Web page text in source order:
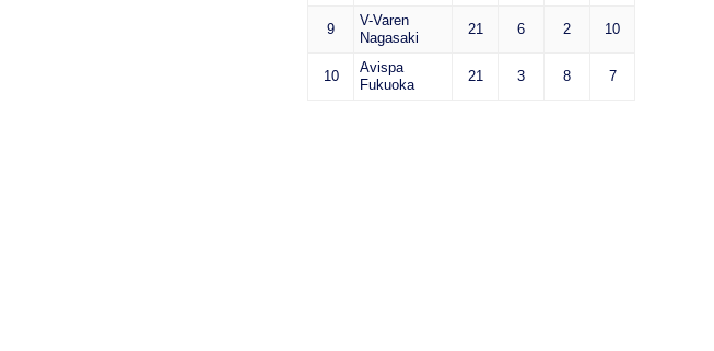
9
V-Varen
Nagasaki
21 6 2 10
10
Avispa
Fukuoka
21 3 8 7